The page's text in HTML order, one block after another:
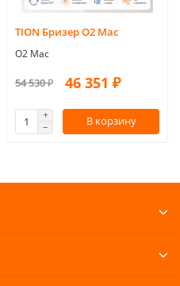
TION Бризер O2 Mac
O2 Mac
54 530 ₽ 46 351 ₽
В корзину